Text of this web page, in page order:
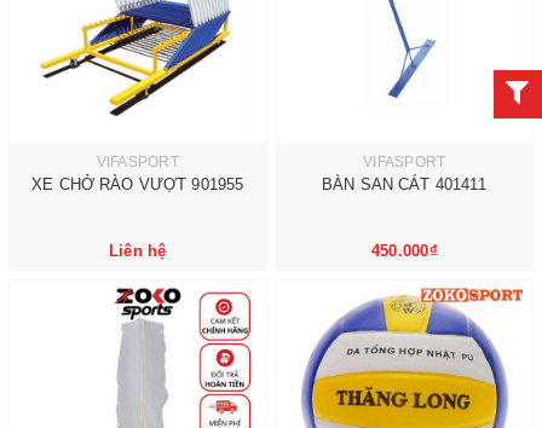
VIFASPORT
XE CHỞ RÀO VƯỢT 901955
Liên hệ
VIFASPORT
BÀN SAN CÁT 401411
450.000₫